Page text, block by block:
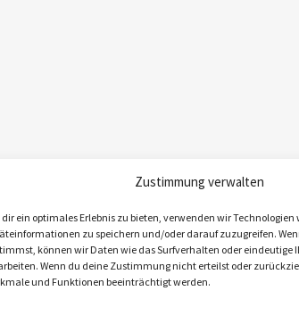
Zustimmung verwalten
ein optimales Erlebnis zu bieten, verwenden wir Technologien
zu speichern und/oder darauf zuzugreifen.
können wir Daten wie das Surfverhalten oder eindeutige
Wenn du deine Zustimmung nicht erteilst oder
und Funktionen beeinträchtigt werden.